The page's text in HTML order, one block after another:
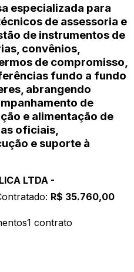
especializada para
de assessoria e
de instrumentos de
convênios,
de compromisso,
fundo a fundo
abrangendo
de
e alimentação de
oficiais,
e suporte à
LTDA -
: R$ 35.760,00
os1 contrato